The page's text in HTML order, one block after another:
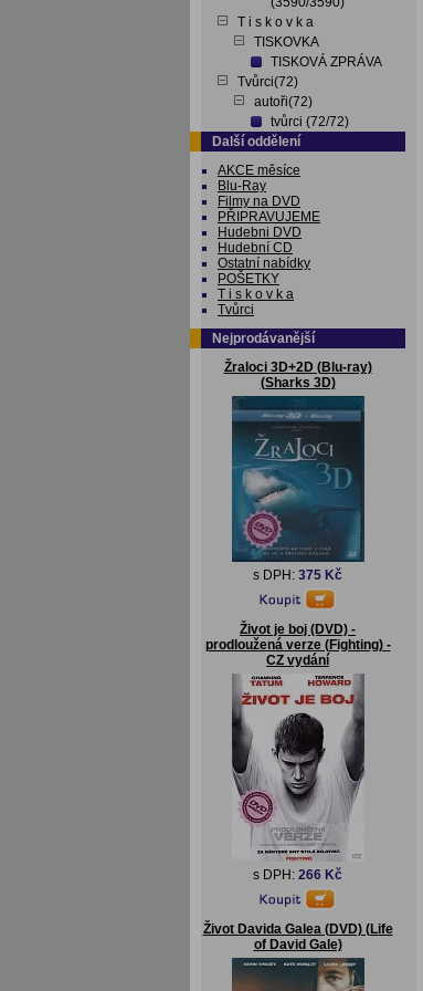
T i s k o v k a
TISKOVKA
TISKOVÁ ZPRÁVA
Tvůrci(72)
autoři(72)
tvůrci (72/72)
Další oddělení
AKCE měsíce
Blu-Ray
Filmy na DVD
PŘIPRAVUJEME
Hudebni DVD
Hudební CD
Ostatní nabídky
POŠETKY
T i s k o v k a
Tvůrci
Nejprodávanější
Žraloci 3D+2D (Blu-ray)
(Sharks 3D)
s DPH: 375 Kč
Život je boj (DVD) -
prodloužená verze (Fighting) -
CZ vydání
s DPH: 266 Kč
Život Davida Galea (DVD) (Life
of David Gale)